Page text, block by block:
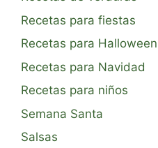
Recetas para fiestas
Recetas para Halloween
Recetas para Navidad
Recetas para niños
Semana Santa
Salsas